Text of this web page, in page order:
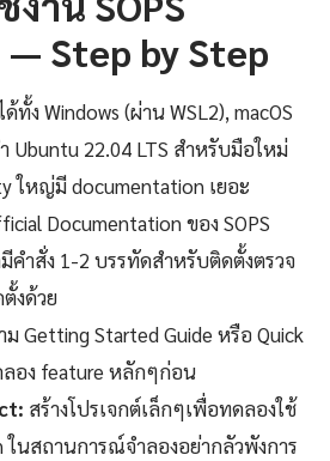
Step by Step
ด้ทั้ง Windows (ผ่าน WSL2), macOS
Ubuntu 22.04 LTS สำหรับมือใหม่
ใหญ่มี documentation เยอะ
Documentation ของ SOPS
คำสั่ง 1-2 บรรทัดสำหรับติดตั้งตรวจ
งด้วย
ม Getting Started Guide หรือ Quick
อง feature หลักๆก่อน
สร้างโปรเจกต์เล็กๆเพื่อทดลองใช้
ในสถานการณ์จำลองอย่ากลัวพังการ